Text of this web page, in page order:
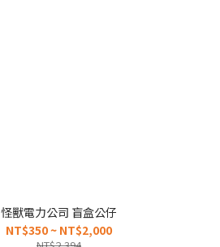
怪獸電力公司 盲盒公仔
NT$350 ~ NT$2,000